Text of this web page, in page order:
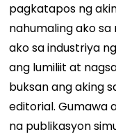
pagkatapos ng
nahumaling ako
ako sa industriya
ang lumiliit at
buksan ang aking
editorial. Gumawa
na publikasyon